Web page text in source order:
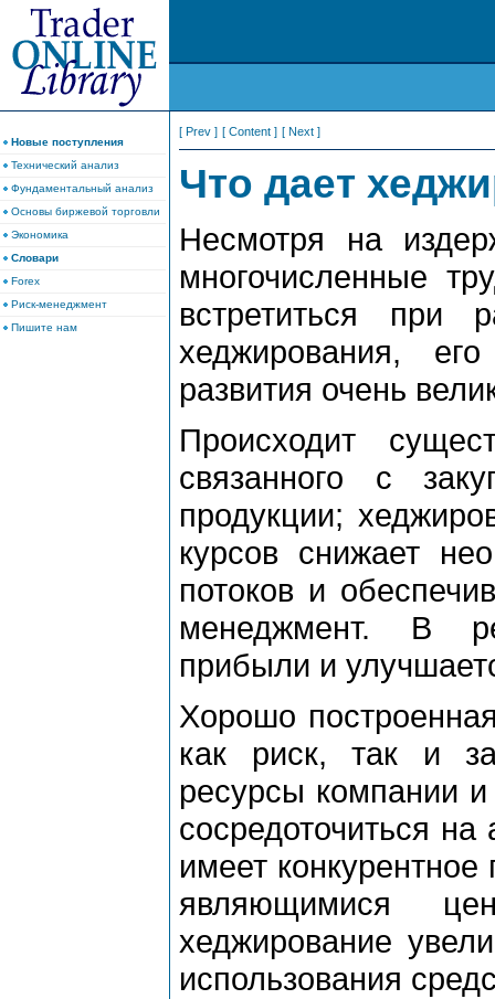
Новые поступления
Технический анализ
Фундаментальный анализ
Основы биржевой торговли
Экономика
Словари
Forex
Риск-менеджмент
Пишите нам
[ Prev ] [ Content ] [ Next ]
Что дает
Несмотря на
многочисленные
встретиться при
хеджирования,
развития очень
Происходит
связанного с
продукции;
курсов снижает
потоков и
менеджмент. В
прибыли и
Хорошо
как риск, так и
ресурсы компании и
сосредоточиться
имеет
являющимися
хеджирование
использования